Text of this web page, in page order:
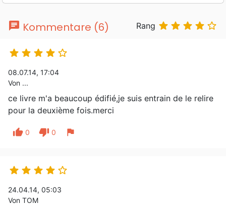
chat Kommentare (6) Rang     
    
08.07.14, 17:04
Von ...
ce livre m'a beaucoup édifié,je suis entrain de le relire
pour la deuxième fois.merci
thumb_up 0 thumb_down 0 flag
    
24.04.14, 05:03
Von TOM